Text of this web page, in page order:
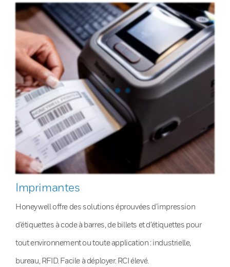
Imprimantes
Honeywell offre des solutions éprouvées d’impression
d’étiquettes à code à barres, de billets et d’étiquettes pour
tout environnement ou toute application : industrielle,
bureau, RFID. Facile à déployer. RCI élevé.